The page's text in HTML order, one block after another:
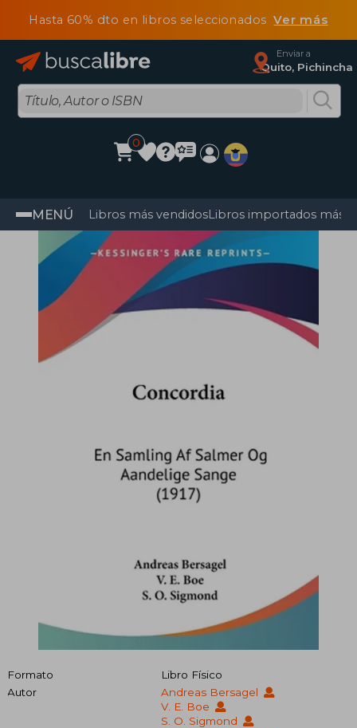
Hasta 60% dto en libros seleccionadosVer más
Enviar a
Quito, Pichincha
0
MENÚ Libros más vendidosLibros importados más
Formato
Libro Físico
Autor
Andreas Bersagel
V. E. Boe
S. O. Sigmond